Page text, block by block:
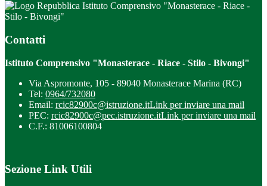
Istituto Comprensivo "Monasterace - Riace -
Stilo - Bivongi"
Contatti
Istituto Comprensivo "Monasterace - Riace - Stilo - Bivongi"
Via Aspromonte, 105 - 89040 Monasterace Marina (RC)
Tel: 0964/732080
Email: rcic82900c@istruzione.itLink per inviare una mail
PEC: rcic82900c@pec.istruzione.itLink per inviare una mail
C.F.: 81006100804
Sezione Link Utili